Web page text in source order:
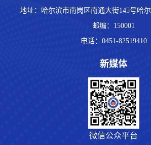
地址：哈尔滨市南岗区南通大街145号哈
邮编： 150001
电话： 0451-82519410
新媒体
微信公众平台